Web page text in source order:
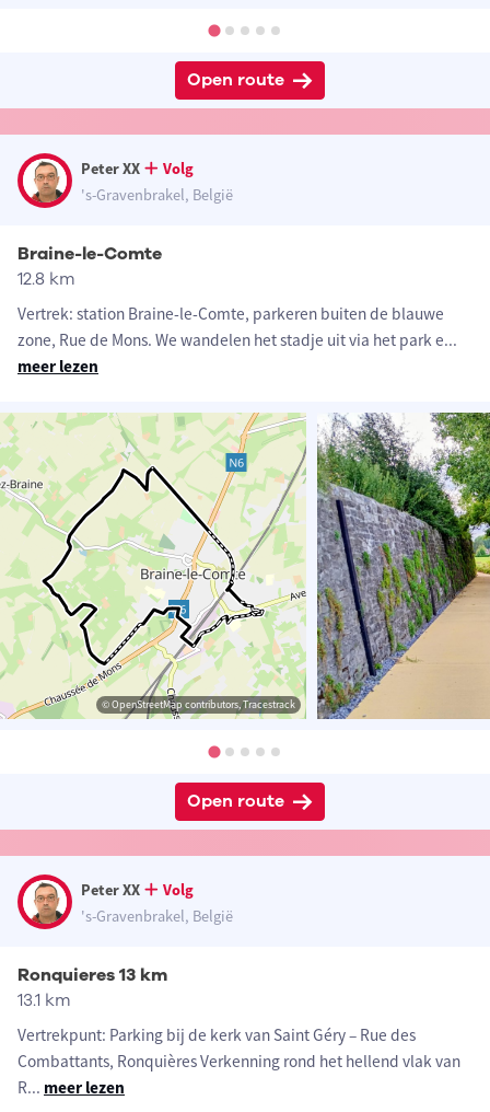
Open route
Peter XX
Volg
's-Gravenbrakel, België
Braine-le-Comte
12.8 km
Vertrek: station Braine-le-Comte, parkeren buiten de blauwe
zone, Rue de Mons. We wandelen het stadje uit via het park e...
meer lezen
© OpenStreetMap contributors, Tracestrack
Open route
Peter XX
Volg
's-Gravenbrakel, België
Ronquieres 13 km
13.1 km
Vertrekpunt: Parking bij de kerk van Saint Géry – Rue des
Combattants, Ronquières Verkenning rond het hellend vlak van
R... meer lezen